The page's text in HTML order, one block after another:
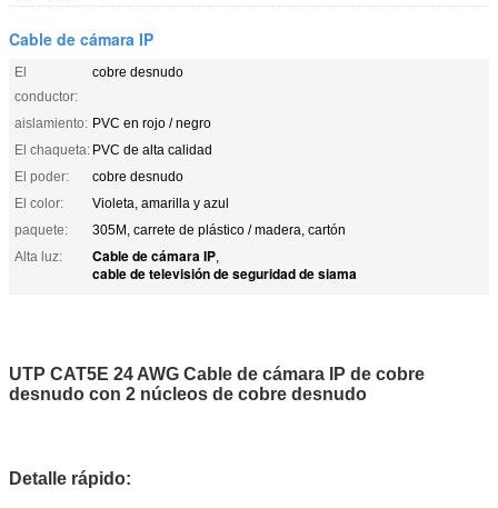
Cable de cámara IP
El
conductor:
cobre desnudo
aislamiento: PVC en rojo / negro
El chaqueta: PVC de alta calidad
El poder:
cobre desnudo
El color:
Violeta, amarilla y azul
paquete:
305M, carrete de plástico / madera, cartón
Alta luz:
Cable de cámara IP,
cable de televisión de seguridad de siama
UTP CAT5E 24 AWG Cable de cámara IP de cobre
desnudo con 2 núcleos de cobre desnudo
Detalle rápido: